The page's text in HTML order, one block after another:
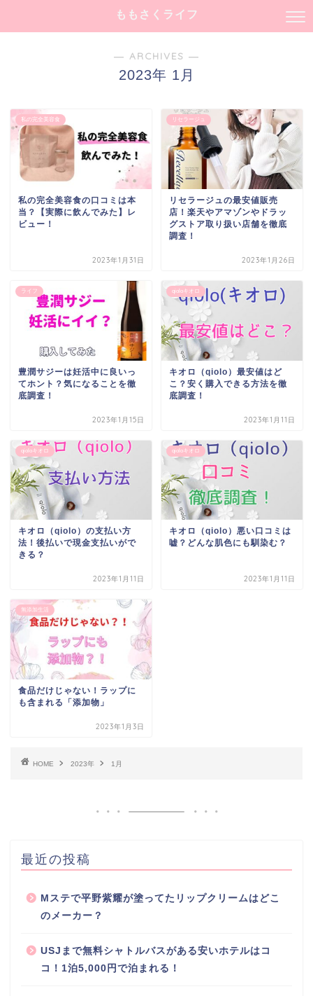
ももさくライフ
― ARCHIVES ―
2023年 1月
私の完全美容食
私の完全美容食の口コミは本
当？【実際に飲んでみた】レ
ビュー！
2023年1月31日
リセラージュ
リセラージュの最安値販売
店！楽天やアマゾンやドラッ
グストア取り扱い店舗を徹底
調査！
2023年1月26日
ライフ
豊潤サジーは妊活中に良いっ
てホント？気になることを徹
底調査！
2023年1月15日
qioloキオロ
キオロ（qiolo）最安値はど
こ？安く購入できる方法を徹
底調査！
2023年1月11日
qioloキオロ
キオロ（qiolo）の支払い方
法！後払いで現金支払いがで
きる？
2023年1月11日
qioloキオロ
キオロ（qiolo）悪い口コミは
嘘？どんな肌色にも馴染む？
2023年1月11日
無添加生活
食品だけじゃない！ラップに
も含まれる「添加物」
2023年1月3日
HOME 2023年 1月
最近の投稿
Mステで平野紫耀が塗ってたリップクリームはどこ
のメーカー？
USJまで無料シャトルバスがある安いホテルはコ
コ！1泊5,000円で泊まれる！